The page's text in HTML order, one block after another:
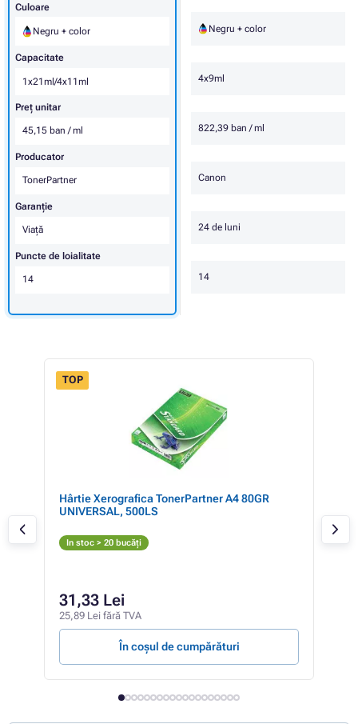
Negru + color
4x9ml
822,39 ban / ml
Canon
24 de luni
14
Culoare
Negru + color
Capacitate
1x21ml/4x11ml
Preț unitar
45,15 ban / ml
Producator
TonerPartner
Garanţie
Viaţă
Puncte de loialitate
14
TOP
Hârtie Xerografica TonerPartner A4 80GR
UNIVERSAL, 500LS
In stoc > 20 bucăți
31,33 Lei
25,89 Lei fără TVA
În coșul de cumpărături